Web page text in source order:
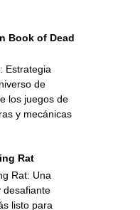
Book of Dead
Estrategia
de
los juegos de
y mecánicas
Rat
Rat: Una
desafiante
listo para